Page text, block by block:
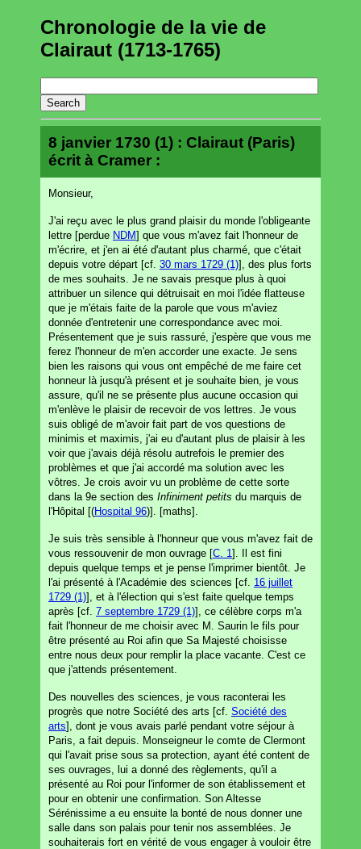
Chronologie de la vie de
Clairaut (1713-1765)
8 janvier 1730 (1) : Clairaut (Paris)
écrit à Cramer :
Monsieur,
J'ai reçu avec le plus grand plaisir du monde l'obligeante
lettre [perdue NDM] que vous m'avez fait l'honneur de
m'écrire, et j'en ai été d'autant plus charmé, que c'était
depuis votre départ [cf. 30 mars 1729 (1)], des plus forts
de mes souhaits. Je ne savais presque plus à quoi
attribuer un silence qui détruisait en moi l'idée flatteuse
que je m'étais faite de la parole que vous m'aviez
donnée d'entretenir une correspondance avec moi.
Présentement que je suis rassuré, j'espère que vous me
ferez l'honneur de m'en accorder une exacte. Je sens
bien les raisons qui vous ont empêché de me faire cet
honneur là jusqu'à présent et je souhaite bien, je vous
assure, qu'il ne se présente plus aucune occasion qui
m'enlève le plaisir de recevoir de vos lettres. Je vous
suis obligé de m'avoir fait part de vos questions de
minimis et maximis, j'ai eu d'autant plus de plaisir à les
voir que j'avais déjà résolu autrefois le premier des
problèmes et que j'ai accordé ma solution avec les
vôtres. Je crois avoir vu un problème de cette sorte
dans la 9e section des Infiniment petits du marquis de
l'Hôpital [(Hospital 96)]. [maths].
Je suis très sensible à l'honneur que vous m'avez fait de
vous ressouvenir de mon ouvrage [C. 1 ]. Il est fini
depuis quelque temps et je pense l'imprimer bientôt. Je
l'ai présenté à l'Académie des sciences [cf. 16 juillet
1729 (1)], et à l'élection qui s'est faite quelque temps
après [cf. 7 septembre 1729 (1)], ce célèbre corps m'a
fait l'honneur de me choisir avec M. Saurin le fils pour
être présenté au Roi afin que Sa Majesté choisisse
entre nous deux pour remplir la place vacante. C'est ce
que j'attends présentement.
Des nouvelles des sciences, je vous raconterai les
progrès que notre Société des arts [cf. Société des
arts], dont je vous avais parlé pendant votre séjour à
Paris, a fait depuis. Monseigneur le comte de Clermont
qui l'avait prise sous sa protection, ayant été content de
ses ouvrages, lui a donné des règlements, qu'il a
présenté au Roi pour l'informer de son établissement et
pour en obtenir une confirmation. Son Altesse
Sérénissime a eu ensuite la bonté de nous donner une
salle dans son palais pour tenir nos assemblées. Je
souhaiterais fort en vérité de vous engager à vouloir être